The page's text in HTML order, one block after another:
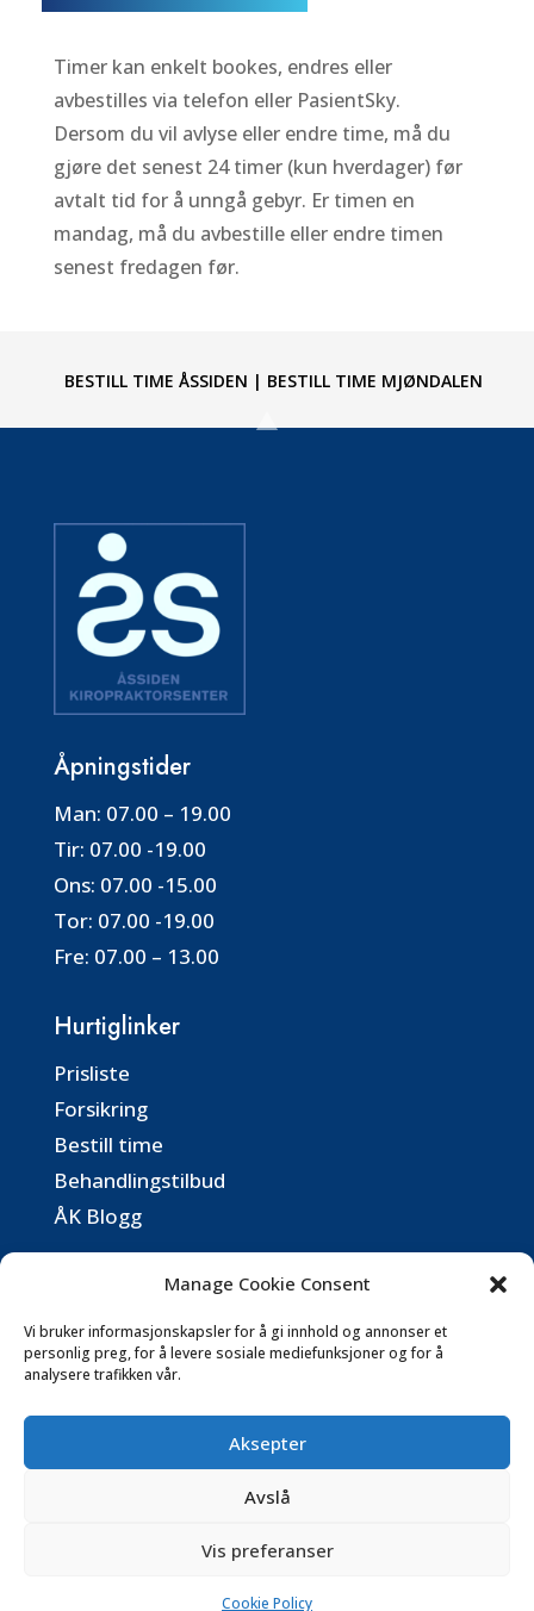
Manage Cookie Consent
Vi bruker informasjonskapsler for å gi innhold og annonser et
personlig preg, for å levere sosiale mediefunksjoner og for å
analysere trafikken vår.
Aksepter
Avslå
Vis preferanser
Cookie Policy
Timer kan enkelt bookes, endres eller
avbestilles via telefon eller PasientSky.
Dersom du vil avlyse eller endre time, må du
gjøre det senest 24 timer (kun hverdager) før
avtalt tid for å unngå gebyr. Er timen en
mandag, må du avbestille eller endre timen
senest fredagen før.
BESTILL TIME ÅSSIDEN | BESTILL TIME MJØNDALEN
Åpningstider
Man: 07.00 – 19.00
Tir: 07.00 -19.00
Ons: 07.00 -15.00
Tor: 07.00 -19.00
Fre: 07.00 – 13.00
Hurtiglinker
Prisliste
Forsikring
Bestill time
Behandlingstilbud
ÅK Blogg
Kontaktinformasjon
post@aassidenkiropraktorsenter.no
Copyright © 2026 Åssiden kiropraktorsenter